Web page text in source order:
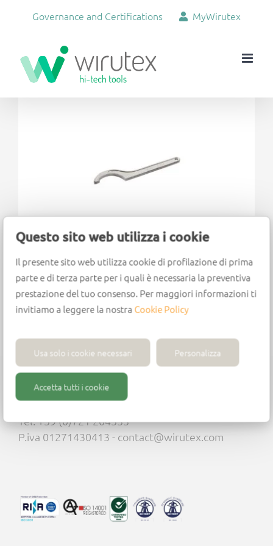
Questo sito web utilizza i cookie
Il presente sito web utilizza cookie di profilazione di prima
parte e di terza parte per i quali è necessaria la preventiva
prestazione del tuo consenso. Per maggiori informazioni ti
invitiamo a leggere la nostraCookie Policy
Usa solo i cookie necessari Personalizza
Accetta tutti i cookie
Governance and Certifications MyWirutex
Hook wrench for disassembly
Available for ER40 ring nut
Wirutex S.r.l.
Via Mario Ricci, 28 - 61122 Pesaro (PU) - Italia -
Tel. +39 (0)721 204355
P.iva 01271430413 - contact@wirutex.com